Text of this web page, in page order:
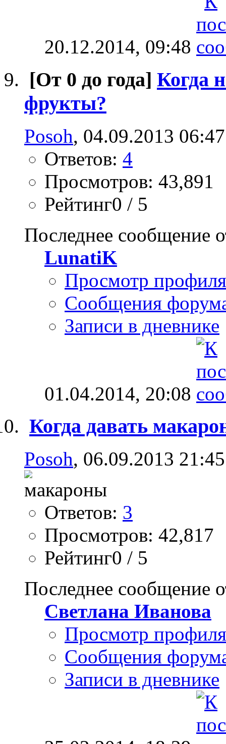
20.12.2014, 09:48
[От 0 до года] Когда
фрукты?
Posoh, 04.09.2013 06:47
Ответов: 4
Просмотров: 43,891
Рейтинг0 / 5
Последнее сообщение
LunatiK
Просмотр профиля
Сообщения
Записи в дневнике
01.04.2014, 20:08
Когда давать
Posoh, 06.09.2013 21:45
Ответов: 3
Просмотров: 42,817
Рейтинг0 / 5
Последнее сообщение
Светлана Иванова
Просмотр профиля
Сообщения
Записи в дневнике